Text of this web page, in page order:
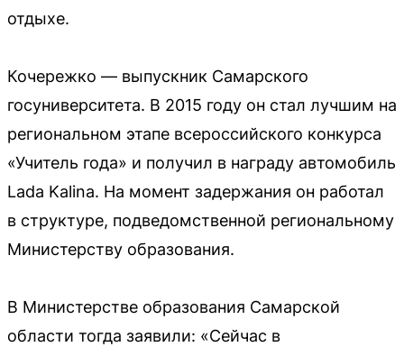
отдыхе.
Кочережко — выпускник Самарского
госуниверситета. В 2015 году он стал лучшим на
региональном этапе всероссийского конкурса
«Учитель года» и получил в награду автомобиль
Lada Kalina. На момент задержания он работал
в структуре, подведомственной региональному
Министерству образования.
В Министерстве образования Самарской
области тогда заявили: «Сейчас в